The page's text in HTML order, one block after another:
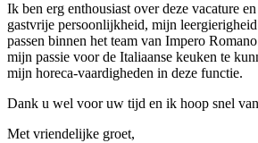
Ik ben erg enthousiast over deze vacature
gastvrije persoonlijkheid, mijn
passen binnen het team van Impero
mijn passie voor de Italiaanse keuken te
mijn horeca-vaardigheden in deze functie.
Dank u wel voor uw tijd en ik hoop snel
Met vriendelijke groet,